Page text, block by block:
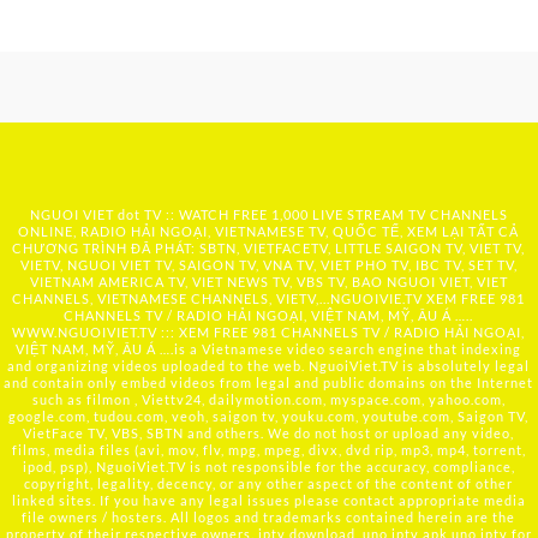
NGUOI VIET dot TV :: WATCH FREE 1,000 LIVE STREAM TV CHANNELS
ONLINE, RADIO HẢI NGOẠI, VIETNAMESE TV, QUỐC TẾ, XEM LẠI TẤT CẢ
CHƯƠNG TRÌNH ĐÃ PHÁT: SBTN, VIETFACETV, LITTLE SAIGON TV, VIET TV,
VIETV, NGUOI VIET TV, SAIGON TV, VNA TV, VIET PHO TV, IBC TV, SET TV,
VIETNAM AMERICA TV, VIET NEWS TV, VBS TV, BAO NGUOI VIET, VIET
CHANNELS, VIETNAMESE CHANNELS, VIETV,... NGUOIVIE.TV XEM FREE 981
CHANNELS TV / RADIO HẢI NGOẠI, VIỆT NAM, MỸ, ÂU Á …..
WWW.NGUOIVIET.TV ::: XEM FREE 981 CHANNELS TV / RADIO HẢI NGOẠI,
VIỆT NAM, MỸ, ÂU Á ….is a Vietnamese video search engine that indexing
and organizing videos uploaded to the web. NguoiViet.TV is absolutely legal
and contain only embed videos from legal and public domains on the Internet
such as filmon , Viettv24, dailymotion.com, myspace.com, yahoo.com,
google.com, tudou.com, veoh, saigon tv, youku.com, youtube.com, Saigon TV,
VietFace TV, VBS, SBTN and others. We do not host or upload any video,
films, media files (avi, mov, flv, mpg, mpeg, divx, dvd rip, mp3, mp4, torrent,
ipod, psp), NguoiViet.TV is not responsible for the accuracy, compliance,
copyright, legality, decency, or any other aspect of the content of other
linked sites. If you have any legal issues please contact appropriate media
file owners / hosters. All logos and trademarks contained herein are the
property of their respective owners. iptv download, uno iptv apk,uno iptv for